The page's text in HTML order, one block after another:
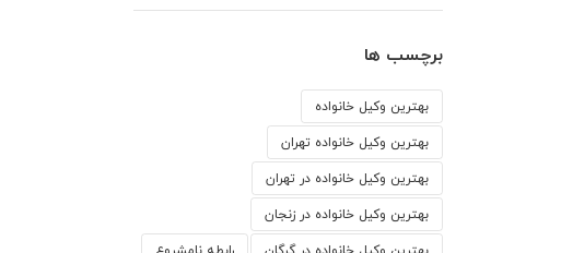
برچسب ها
بهترین وکیل خانواده
بهترین وکیل خانواده تهران
بهترین وکیل خانواده در تهران
بهترین وکیل خانواده در زنجان